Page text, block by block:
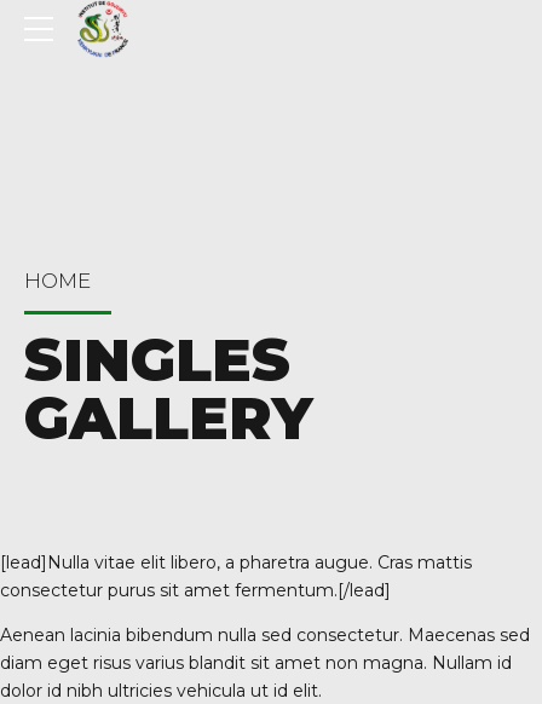
Vanves
HOME
SINGLES
GALLERY
[lead]Nulla vitae elit libero, a pharetra augue. Cras mattis
consectetur purus sit amet fermentum.[/lead]
Aenean lacinia bibendum nulla sed consectetur. Maecenas sed
diam eget risus varius blandit sit amet non magna. Nullam id
dolor id nibh ultricies vehicula ut id elit.